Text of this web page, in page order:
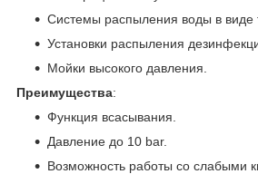
Системы распыления воды в виде
Установки распыления
Мойки высокого давления.
Преимущества:
Функция всасывания.
Давление до 10 bar.
Возможность работы со слабыми